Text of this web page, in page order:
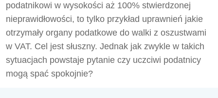
podatnikowi w wysokości aż 100% stwierdzonej
nieprawidłowości, to tylko przykład uprawnień jakie
otrzymały organy podatkowe do walki z oszustwami
w VAT. Cel jest słuszny. Jednak jak zwykle w takich
sytuacjach powstaje pytanie czy uczciwi podatnicy
mogą spać spokojnie?